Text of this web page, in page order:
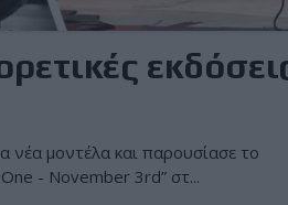
μοντέλα και παρουσίασε το
- November 3rd” στ...